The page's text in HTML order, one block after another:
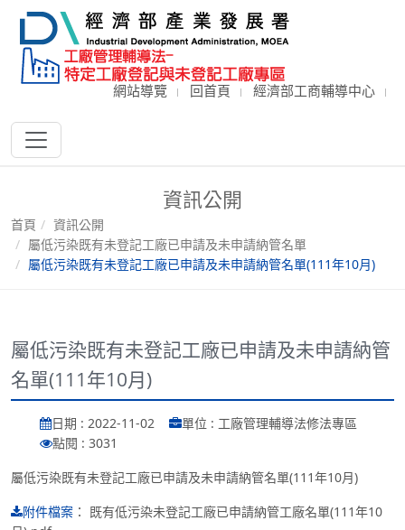
網站導覽 回首頁 經濟部工商輔導中心
資訊公開
首頁
資訊公開
屬低污染既有未登記工廠已申請及未申請納管名單
屬低污染既有未登記工廠已申請及未申請納管名單(111年10月)
屬低污染既有未登記工廠已申請及未申請納管
名單(111年10月)
日期 : 2022-11-02
單位 : 工廠管理輔導法修法專區
點閱 : 3031
屬低污染既有未登記工廠已申請及未申請納管名單(111年10月)
附件檔案 ： 既有低污染未登記工廠已申請納管工廠名單(111年10